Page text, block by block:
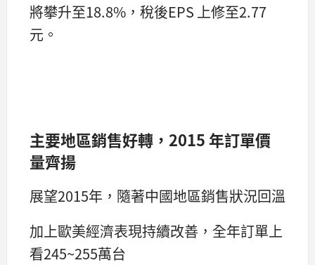
將攀升至18.8%，稅後EPS 上修至2.77
元。
主要地區銷售好轉，2015 年訂單價
量齊揚
展望2015年，隨著中國地區銷售狀況回溫
加上歐美經濟表現持續改善，全年訂單上
看245~255萬台